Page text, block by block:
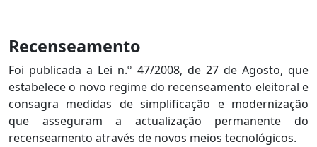
Recenseamento
Foi publicada a Lei n.º 47/2008, de 27 de Agosto, que
estabelece o novo regime do recenseamento eleitoral e
consagra medidas de simplificação e modernização
que asseguram a actualização permanente do
recenseamento através de novos meios tecnológicos.